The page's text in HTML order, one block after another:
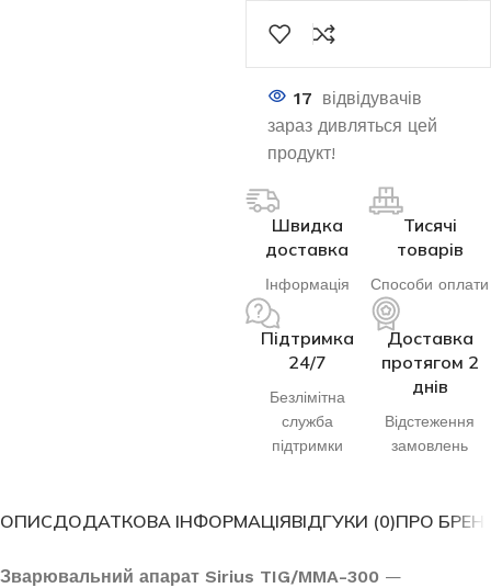
17 відвідувачів
зараз дивляться цей
продукт!
Швидка
доставка
Інформація
Тисячі
товарів
Способи оплати
Підтримка
24/7
Безлімітна
служба
підтримки
Доставка
протягом 2
днів
Відстеження
замовлень
ОПИСДОДАТКОВА ІНФОРМАЦІЯВІДГУКИ (0)ПРО
Зварювальний апарат Sirius TIG/MMA-300 —